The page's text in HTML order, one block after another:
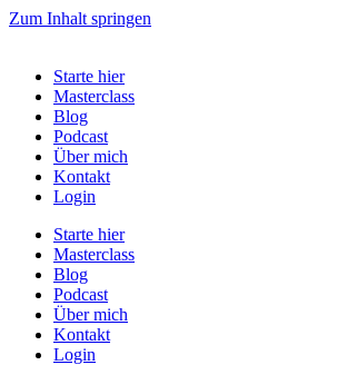
Zum Inhalt springen
Starte hier
Masterclass
Blog
Podcast
Über mich
Kontakt
Login
Starte hier
Masterclass
Blog
Podcast
Über mich
Kontakt
Login